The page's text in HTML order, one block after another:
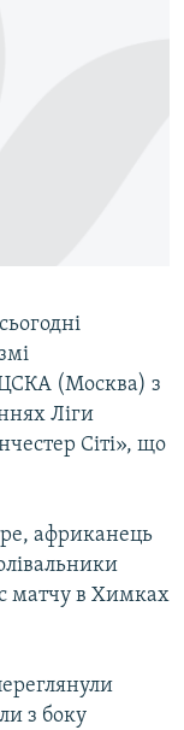
ЦСКА (Москва) з
Ліги
Сіті», що
африканець
матчу в Химках
з боку